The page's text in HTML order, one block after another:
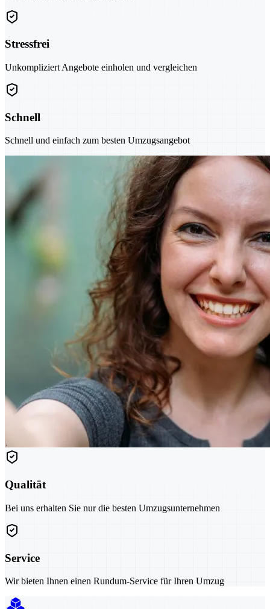
Stressfrei
Unkompliziert Angebote einholen und vergleichen
Schnell
Schnell und einfach zum besten Umzugsangebot
Qualität
Bei uns erhalten Sie nur die besten Umzugsunternehmen
Service
Wir bieten Ihnen einen Rundum-Service für Ihren Umzug